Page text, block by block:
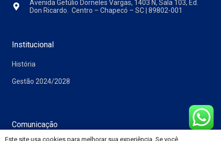
Avenida Getúlio Dorneles Vargas, 1403 N, Sala 103, Ed.
Don Ricardo. Centro – Chapecó – SC | 89802-001
Institucional
História
Gestão 2024/2028
Comunicação
Este site usa cookies para melhorar sua experiência. Se você